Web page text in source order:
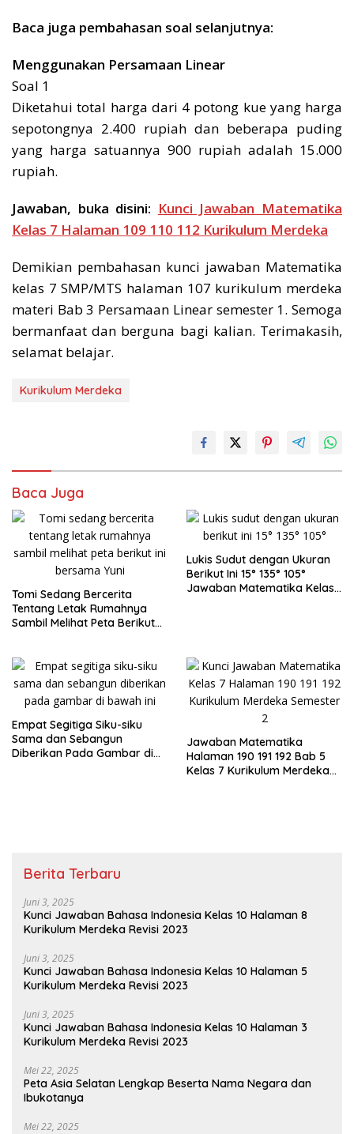
Baca juga pembahasan soal selanjutnya:
Menggunakan Persamaan Linear
Soal 1
Diketahui total harga dari 4 potong kue yang harga
sepotongnya 2.400 rupiah dan beberapa puding
yang harga satuannya 900 rupiah adalah 15.000
rupiah.
Jawaban, buka disini: Kunci Jawaban Matematika
Kelas 7 Halaman 109 110 112 Kurikulum Merdeka
Demikian pembahasan kunci jawaban Matematika
kelas 7 SMP/MTS halaman 107 kurikulum merdeka
materi Bab 3 Persamaan Linear semester 1. Semoga
bermanfaat dan berguna bagi kalian. Terimakasih,
selamat belajar.
Kurikulum Merdeka
Baca Juga
Tomi Sedang Bercerita
Tentang Letak Rumahnya
Sambil Melihat Peta Berikut
Lukis Sudut dengan Ukuran
Berikut Ini 15° 135° 105°
Jawaban Matematika Kelas
Empat Segitiga Siku-siku
Sama dan Sebangun
Diberikan Pada Gambar di
Jawaban Matematika
Halaman 190 191 192 Bab 5
Kelas 7 Kurikulum Merdeka
Berita Terbaru
Juni 3, 2025
Kunci Jawaban Bahasa Indonesia Kelas 10 Halaman 8
Kurikulum Merdeka Revisi 2023
Juni 3, 2025
Kunci Jawaban Bahasa Indonesia Kelas 10 Halaman 5
Kurikulum Merdeka Revisi 2023
Juni 3, 2025
Kunci Jawaban Bahasa Indonesia Kelas 10 Halaman 3
Kurikulum Merdeka Revisi 2023
Mei 22, 2025
Peta Asia Selatan Lengkap Beserta Nama Negara dan
Ibukotanya
Mei 22, 2025